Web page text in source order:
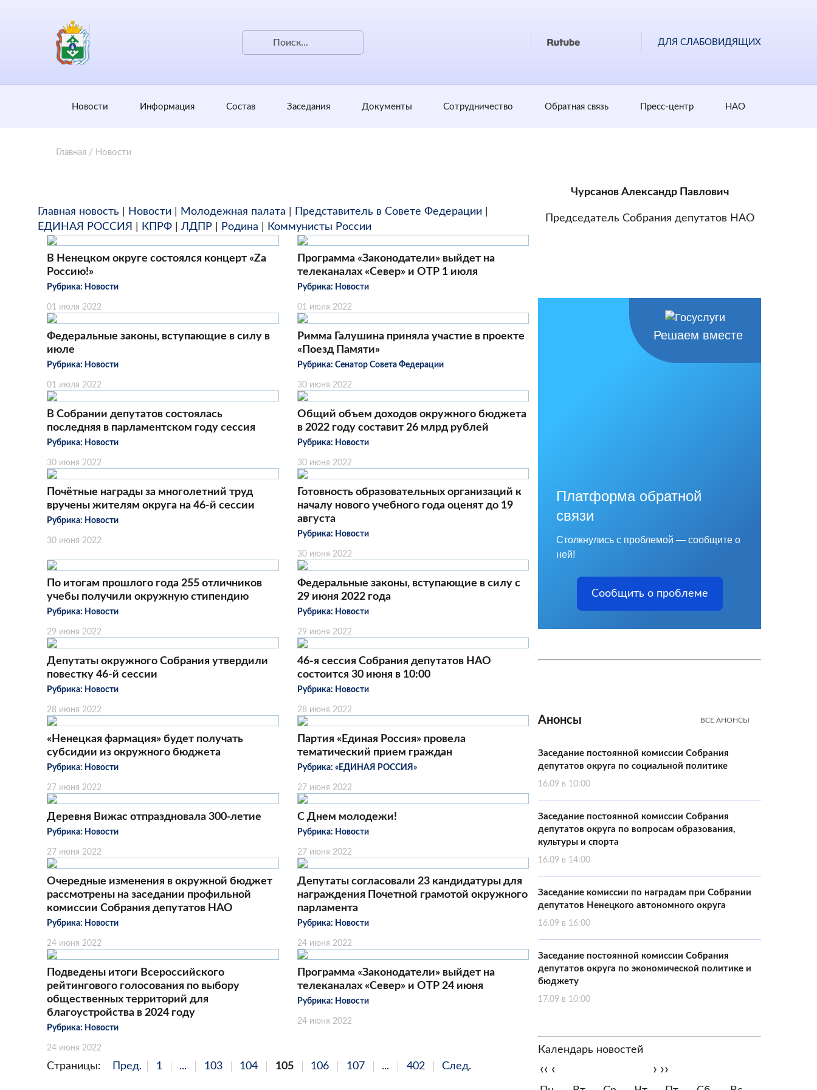
ДЛЯ СЛАБОВИДЯЩИХ
Новости Информация Состав Заседания Документы Сотрудничество Обратная cвязь Пресс-центр НАО
Главная / Новости
Главная новость Новости Молодежная палата Представитель в Совете Федерации
ЕДИНАЯ РОССИЯ
КПРФ ЛДПР Родина Коммунисты России
В Ненецком округе состоялся концерт «Zа
Россию!»
Рубрика: Новости
01 июля 2022
Программа «Законодатели» выйдет на
телеканалах «Север» и ОТР 1 июля
Рубрика: Новости
01 июля 2022
Федеральные законы, вступающие в силу в
июле
Рубрика: Новости
01 июля 2022
Римма Галушина приняла участие в проекте
«Поезд Памяти»
Рубрика: Сенатор Совета Федерации
30 июня 2022
В Собрании депутатов состоялась
последняя в парламентском году сессия
Рубрика: Новости
30 июня 2022
Общий объем доходов окружного бюджета
в 2022 году составит 26 млрд рублей
Рубрика: Новости
30 июня 2022
Почётные награды за многолетний труд
вручены жителям округа на 46-й сессии
Рубрика: Новости
30 июня 2022
Готовность образовательных организаций к
началу нового учебного года оценят до 19
августа
Рубрика: Новости
30 июня 2022
По итогам прошлого года 255 отличников
учебы получили окружную стипендию
Рубрика: Новости
29 июня 2022
Федеральные законы, вступающие в силу с
29 июня 2022 года
Рубрика: Новости
29 июня 2022
Депутаты окружного Собрания утвердили
повестку 46-й сессии
Рубрика: Новости
28 июня 2022
46-я сессия Собрания депутатов НАО
состоится 30 июня в 10:00
Рубрика: Новости
28 июня 2022
«Ненецкая фармация» будет получать
субсидии из окружного бюджета
Рубрика: Новости
27 июня 2022
Партия «Единая Россия» провела
тематический прием граждан
Рубрика: «ЕДИНАЯ РОССИЯ»
27 июня 2022
Деревня Вижас отпраздновала 300-летие
Рубрика: Новости
27 июня 2022
С Днем молодежи!
Рубрика: Новости
27 июня 2022
Очередные изменения в окружной бюджет
рассмотрены на заседании профильной
комиссии Собрания депутатов НАО
Рубрика: Новости
24 июня 2022
Депутаты согласовали 23 кандидатуры для
награждения Почетной грамотой окружного
парламента
Рубрика: Новости
24 июня 2022
Подведены итоги Всероссийского
рейтингового голосования по выбору
общественных территорий для
благоустройства в 2024 году
Рубрика: Новости
24 июня 2022
Программа «Законодатели» выйдет на
телеканалах «Север» и ОТР 24 июня
Рубрика: Новости
24 июня 2022
Страницы: Пред. 1 ... 103 104 105 106 107 ... 402 След.
Чурсанов Александр Павлович
Председатель Собрания депутатов НАО
Решаем вместе
Платформа обратной
связи
Столкнулись с проблемой — сообщите о
ней!
Сообщить о проблеме
Анонсы ВСЕ АНОНСЫ
Заседание постоянной комиссии Собрания
депутатов округа по социальной политике
16.09 в 10:00
Заседание постоянной комиссии Собрания
депутатов округа по вопросам образования,
культуры и спорта
16.09 в 14:00
Заседание комиссии по наградам при Собрании
депутатов Ненецкого автономного округа
16.09 в 16:00
Заседание постоянной комиссии Собрания
депутатов округа по экономической политике и
бюджету
17.09 в 10:00
Календарь новостей
‹‹ ‹ › ››